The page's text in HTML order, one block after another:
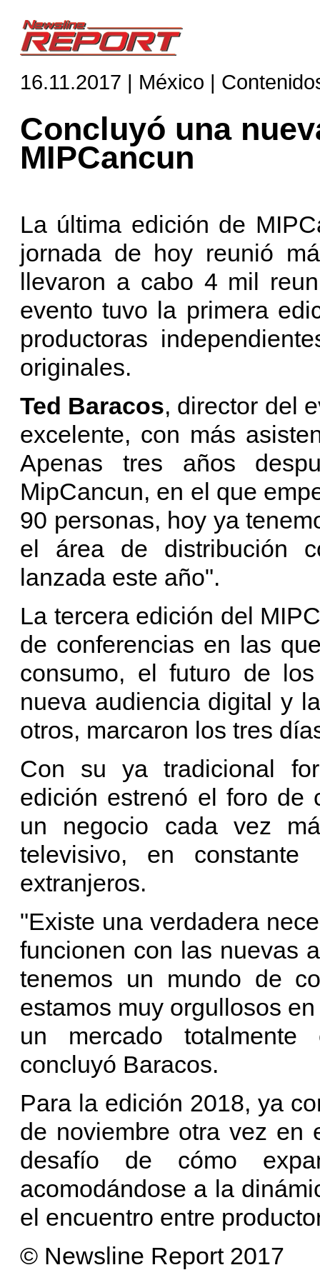
16.11.2017 | México |
Concluyó una
MIPCancun
La última edición de
jornada de hoy reunió
llevaron a cabo 4 mil
evento tuvo la primera
productoras
originales.
Ted Baracos, director del
excelente, con más
Apenas tres años
MipCancun, en el que
90 personas, hoy ya
el área de distribución
lanzada este año".
La tercera edición del
de conferencias en las
consumo, el futuro de
nueva audiencia digital y
otros, marcaron los tres
Con su ya tradicional
edición estrenó el foro de
un negocio cada vez
televisivo, en constante
extranjeros.
"Existe una verdadera
funcionen con las nuevas
tenemos un mundo de
estamos muy orgullosos
un mercado totalmente
concluyó Baracos.
Para la edición 2018, ya
de noviembre otra vez en
desafío de cómo
acomodándose a la
el encuentro entre
© Newsline Report 2017